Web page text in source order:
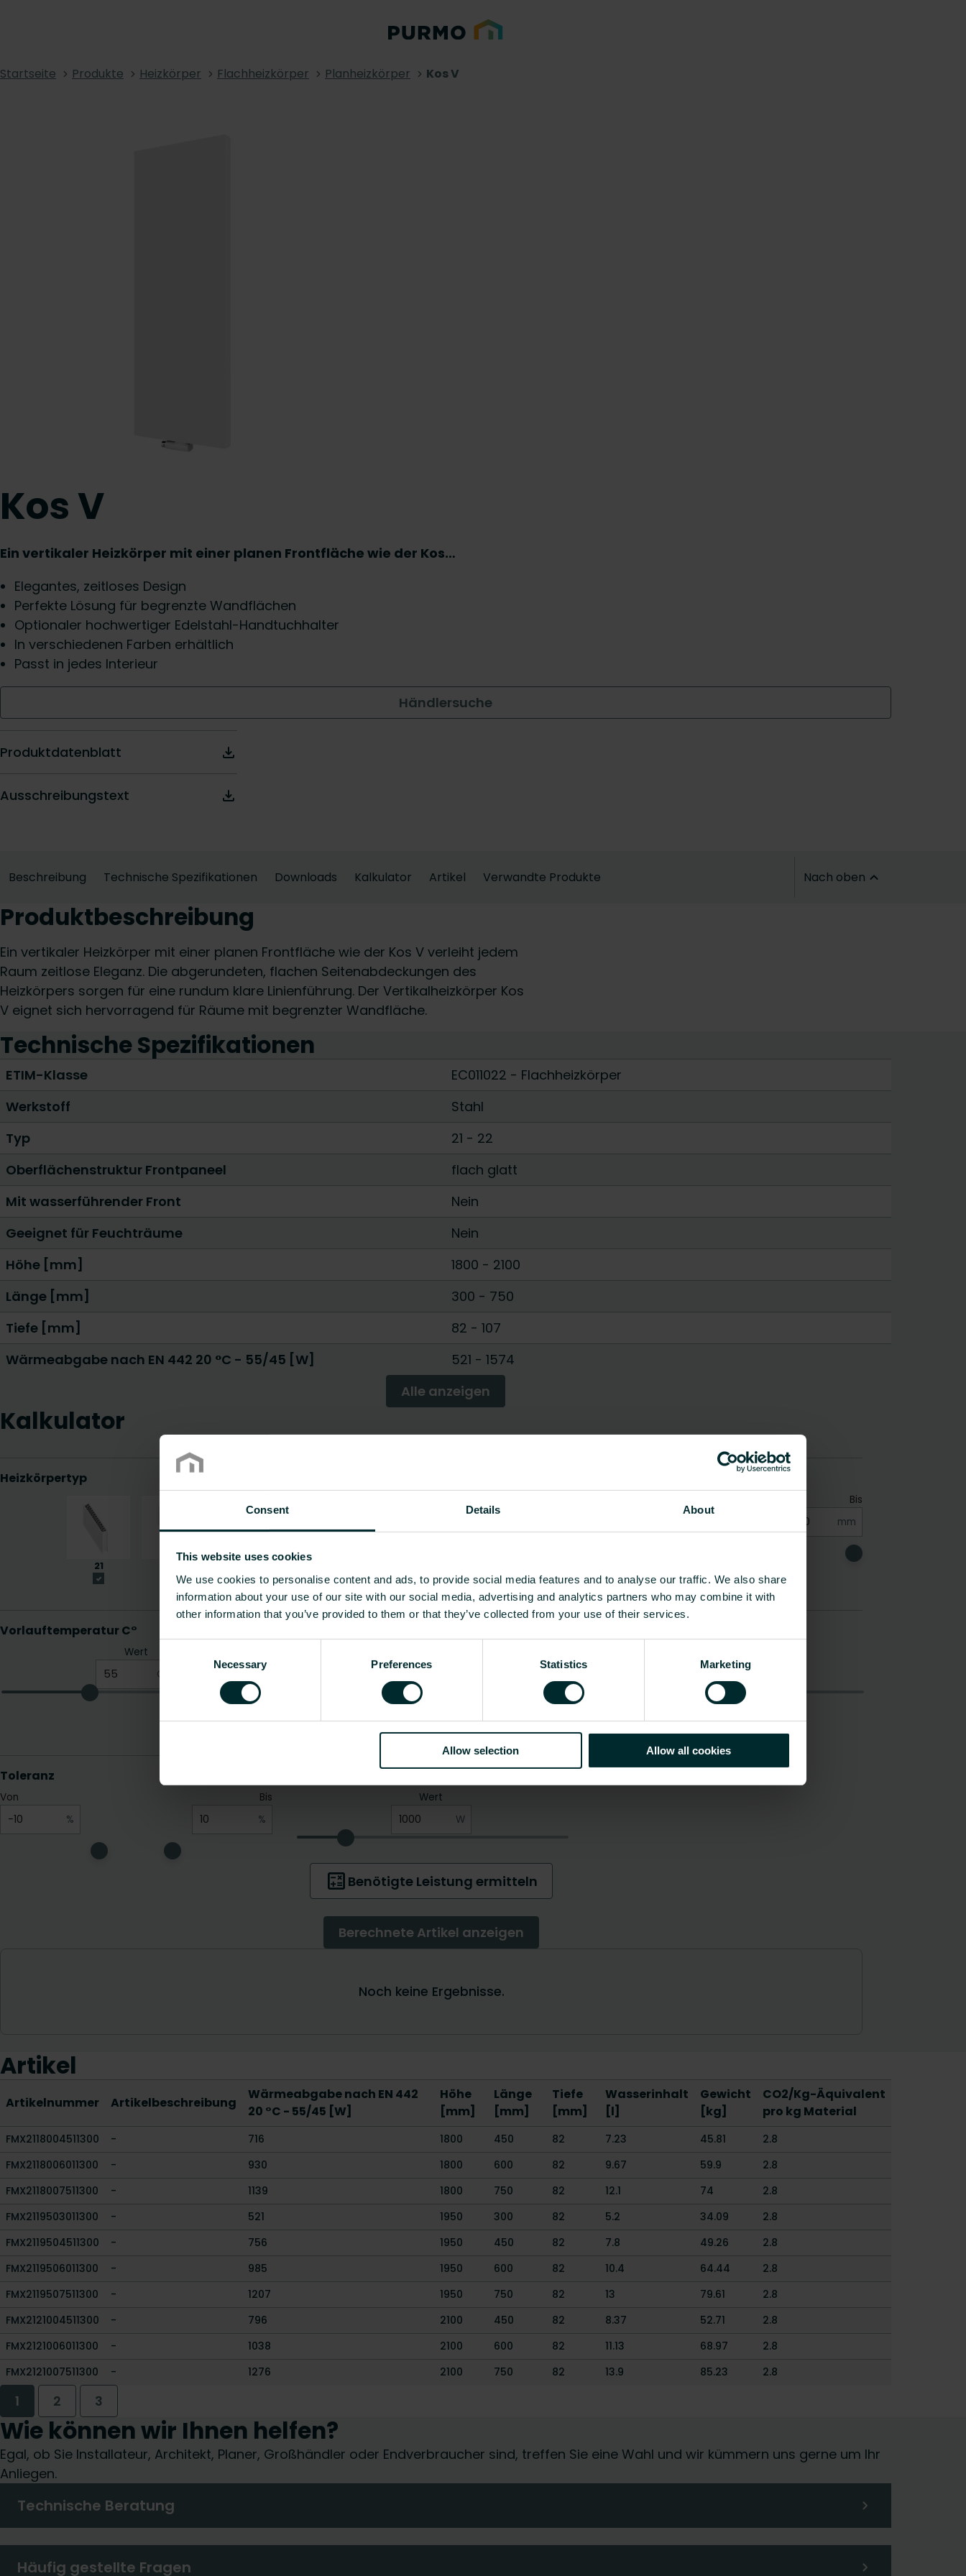
Consent Details About
This website uses cookies
We use cookies to personalise content and ads, to provide social media features and to analyse our traffic. We also share
information about your use of our site with our social media, advertising and analytics partners who may combine it with
other information that you’ve provided to them or that they’ve collected from your use of their services.
Necessary Preferences Statistics Marketing
Allow selection Allow all cookies
Startseite Produkte Heizkörper Flachheizkörper Planheizkörper Kos V
Kos V
Ein vertikaler Heizkörper mit einer planen Frontfläche wie der Kos…
Elegantes, zeitloses Design
Perfekte Lösung für begrenzte Wandflächen
Optionaler hochwertiger Edelstahl-Handtuchhalter
In verschiedenen Farben erhältlich
Passt in jedes Interieur
Händlersuche
Produktdatenblatt
Ausschreibungstext
Beschreibung Technische Spezifikationen Downloads Kalkulator Artikel Verwandte Produkte Nach oben
Produktbeschreibung
Ein vertikaler Heizkörper mit einer planen Frontfläche wie der Kos V verleiht jedem
Raum zeitlose Eleganz. Die abgerundeten, flachen Seitenabdeckungen des
Heizkörpers sorgen für eine rundum klare Linienführung. Der Vertikalheizkörper Kos
V eignet sich hervorragend für Räume mit begrenzter Wandfläche.
Technische Spezifikationen
ETIM-Klasse
EC011022 - Flachheizkörper
Werkstoff
Stahl
Typ
21 - 22
Oberflächenstruktur Frontpaneel
flach glatt
Mit wasserführender Front
Nein
Geeignet für Feuchträume
Nein
Höhe [mm]
1800 - 2100
Länge [mm]
300 - 750
Tiefe [mm]
82 - 107
Wärmeabgabe nach EN 442 20 °C - 55/45 [W]
521 - 1574
Alle anzeigen
Kalkulator
Artikel
Artikelnummer Artikelbeschreibung
Wärmeabgabe nach EN 442
20 °C - 55/45 [W]
Höhe
[mm]
Länge
[mm]
Tiefe
[mm]
Wasserinhalt
[l]
Gewicht
[kg]
CO2/Kg-Äquivalent
pro kg Material
FMX2118004511300 - 716 1800 450 82 7.23 45.81
2.8
FMX2118006011300
- 930 1800 600 82 9.67 59.9
2.8
FMX2118007511300
- 1139 1800 750 82 12.1 74
2.8
FMX2119503011300
- 521 1950 300 82 5.2 34.09
2.8
FMX2119504511300
- 756 1950 450 82 7.8 49.26
2.8
FMX2119506011300
- 985 1950 600 82 10.4 64.44
2.8
FMX2119507511300
- 1207 1950 750 82 13 79.61
2.8
FMX2121004511300
- 796 2100 450 82 8.37 52.71
2.8
FMX2121006011300
- 1038 2100 600 82 11.13 68.97
2.8
FMX2121007511300
- 1276 2100 750 82 13.9 85.23 2.8
1 2 3
Wie können wir Ihnen helfen?
Egal, ob Sie Installateur, Architekt, Planer, Großhändler oder Endverbraucher sind, treffen Sie eine Wahl und wir kümmern uns gerne um Ihr
Anliegen.
Technische Beratung
Häufig gestellte Fragen